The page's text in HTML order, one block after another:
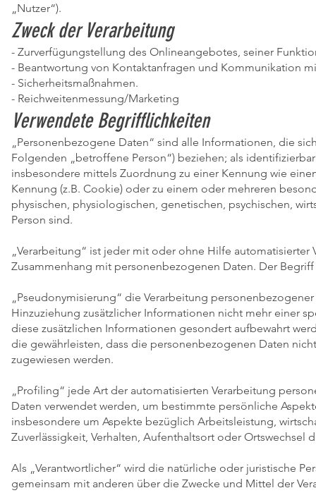
„Nutzer“).
Zweck der Verarbeitung
- Zurverfügungstellung des Onlineangebotes, seiner
- Beantwortung von Kontaktanfragen und Kommunikation
- Sicherheitsmaßnahmen.
- Reichweitenmessung/Marketing
Verwendete Begrifflichkeiten
„Personenbezogene Daten“ sind alle Informationen, die
Folgenden „betroffene Person“) beziehen; als
insbesondere mittels Zuordnung zu einer Kennung wie
Kennung (z.B. Cookie) oder zu einem oder mehreren
physischen, physiologischen, genetischen, psychischen,
Person sind.
„Verarbeitung“ ist jeder mit oder ohne Hilfe
Zusammenhang mit personenbezogenen Daten. Der
„Pseudonymisierung“ die Verarbeitung
Hinzuziehung zusätzlicher Informationen nicht mehr einer
diese zusätzlichen Informationen gesondert aufbewahrt
die gewährleisten, dass die personenbezogenen Daten
zugewiesen werden.
„Profiling“ jede Art der automatisierten Verarbeitung
Daten verwendet werden, um bestimmte persönliche
insbesondere um Aspekte bezüglich Arbeitsleistung,
Zuverlässigkeit, Verhalten, Aufenthaltsort oder Ortswechsel
Als „Verantwortlicher“ wird die natürliche oder juristische
gemeinsam mit anderen über die Zwecke und Mittel der